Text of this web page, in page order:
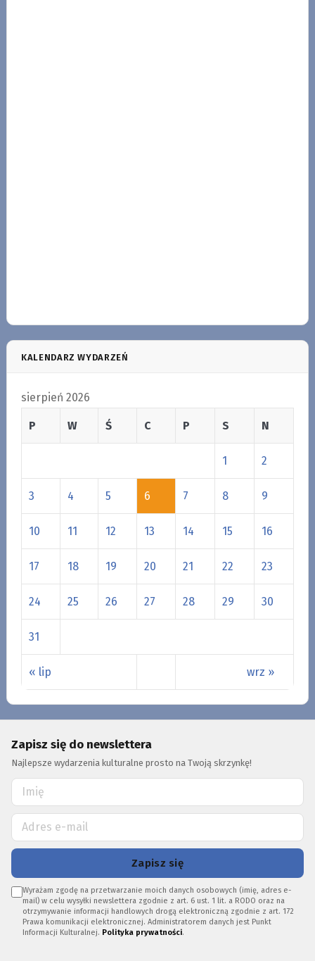
KALENDARZ WYDARZEŃ
sierpień 2026
P W Ś C P S N
« lip wrz »
1 2
3 4 5 6 7 8 9
10 11 12 13 14 15 16
17 18 19 20 21 22 23
24 25 26 27 28 29 30
31
Zapisz się do newslettera
Najlepsze wydarzenia kulturalne prosto na Twoją skrzynkę!
Zapisz się
Wyrażam zgodę na przetwarzanie moich danych osobowych (imię, adres e-
mail) w celu wysyłki newslettera zgodnie z art. 6 ust. 1 lit. a RODO oraz na
otrzymywanie informacji handlowych drogą elektroniczną zgodnie z art. 172
Prawa komunikacji elektronicznej. Administratorem danych jest Punkt
Informacji Kulturalnej. Polityka prywatności.